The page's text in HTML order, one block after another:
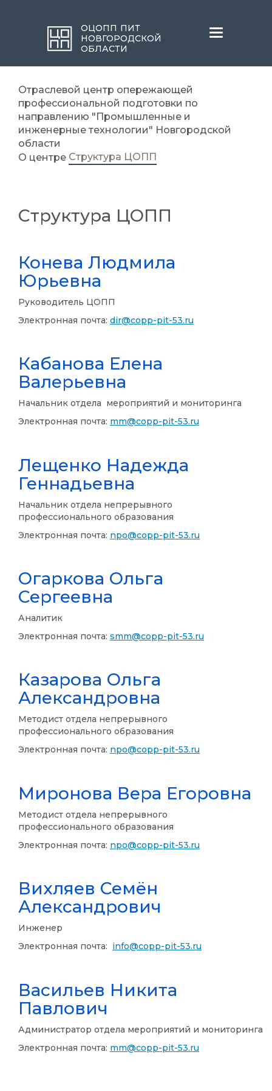
ОЦОПП ПИТ
НОВГОРОДСКОЙ
ОБЛАСТИ
Меню
Отраслевой центр опережающей
профессиональной подготовки по
направлению "Промышленные и
инженерные технологии" Новгородской
области
О центре Структура ЦОПП
Структура ЦОПП
Конева Людмила
Юрьевна
Руководитель ЦОПП
Электронная почта: dir@copp-pit-53.ru
Кабанова Елена
Валерьевна
Начальник отдела мероприятий и мониторинга
Электронная почта: mm@copp-pit-53.ru
Лещенко Надежда
Геннадьевна
Начальник отдела непрерывного
профессионального образования
Электронная почта: npo@copp-pit-53.ru
Огаркова Ольга
Сергеевна
Аналитик
Электронная почта: smm@copp-pit-53.ru
Казарова Ольга
Александровна
Методист отдела непрерывного
профессионального образования
Электронная почта: npo@copp-pit-53.ru
Миронова Вера Егоровна
Методист отдела непрерывного
профессионального образования
Электронная почта: npo@copp-pit-53.ru
Вихляев Семён
Александрович
Инженер
Электронная почта: info@copp-pit-53.ru
Васильев Никита
Павлович
Администратор отдела мероприятий и мониторинга
Электронная почта: mm@copp-pit-53.ru